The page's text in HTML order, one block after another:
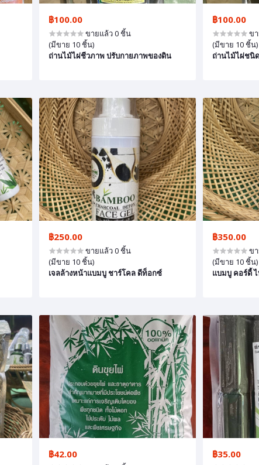
฿100.00
ขายแล้ว 0 ชิ้น
(มีขาย 10 ชิ้น)
ถ่านไม้ไผ่ชีวภาพ ปรับกายภาพของดิน
฿100.00
ข
(มีขาย 10 ชิ้น)
ถ่านไม้ไผ่ชนิ
฿250.00
ขายแล้ว 0 ชิ้น
(มีขาย 10 ชิ้น)
เจลล้างหน้าแบมบู ชาร์โคล ดีท็อกซ์
฿350.00
ข
(มีขาย 10 ชิ้น)
แบมบู คอร์ดี้
฿42.00 ฿35.00